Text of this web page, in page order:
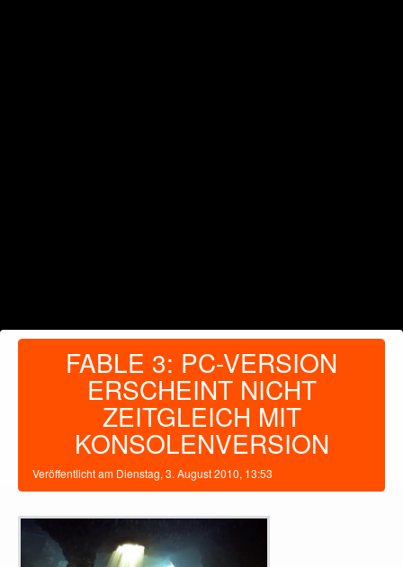
FABLE 3: PC-VERSION
ERSCHEINT NICHT
ZEITGLEICH MIT
KONSOLENVERSION
Veröffentlicht am Dienstag, 3. August 2010, 13:53